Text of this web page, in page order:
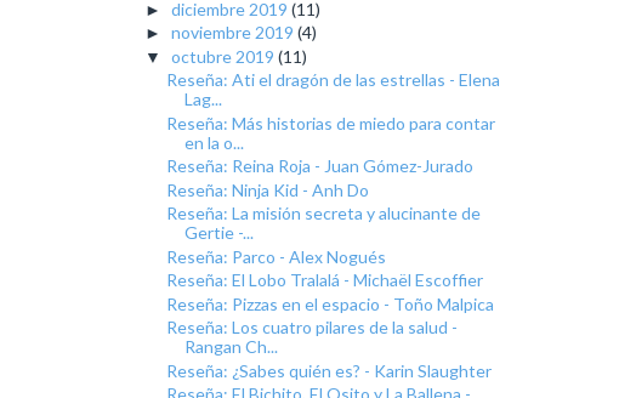
► diciembre 2019 (11)
► noviembre 2019 (4)
▼ octubre 2019 (11)
Reseña: Ati el dragón de las estrellas - Elena
Lag...
Reseña: Más historias de miedo para contar
en la o...
Reseña: Reina Roja - Juan Gómez-Jurado
Reseña: Ninja Kid - Anh Do
Reseña: La misión secreta y alucinante de
Gertie -...
Reseña: Parco - Alex Nogués
Reseña: El Lobo Tralalá - Michaël Escoffier
Reseña: Pizzas en el espacio - Toño Malpica
Reseña: Los cuatro pilares de la salud -
Rangan Ch...
Reseña: ¿Sabes quién es? - Karin Slaughter
Reseña: El Bichito, El Osito y La Ballena -